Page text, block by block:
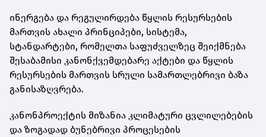
ინერგება და რეგულირდება წყლის რესურსების
მართვის ახალი პრინციპები, სისტემა,
სტანდარტები, რომელთა საფუძველზეც შეიქმნება
შესაბამისი კანონქვემდებარე აქტები და წყლის
რესურსების მართვის სრული სამართლებრივი ბაზა
განისაზღვრება.
კანონპროექტის მიზანია კლიმატური ცვლილებების
და ზოგადად ბუნებრივი პროცესების